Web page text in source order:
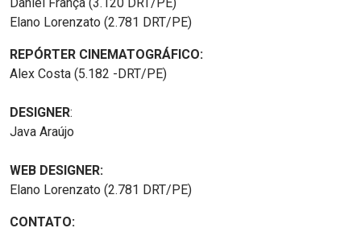
Elano Lorenzato (2.781 DRT/PE)
REPÓRTER CINEMATOGRÁFICO:
Alex Costa (5.182 -DRT/PE)
DESIGNER:
Java Araújo
WEB DESIGNER:
Elano Lorenzato (2.781 DRT/PE)
CONTATO: